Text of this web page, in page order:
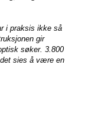
i praksis ikke så
gir
søker. 3.800
sies å være en